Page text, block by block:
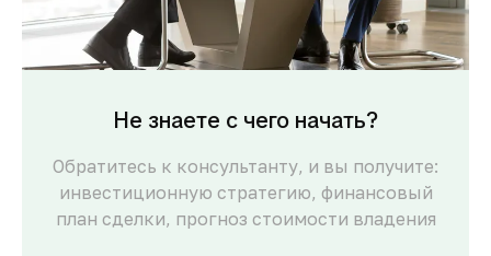
Не знаете с чего начать?
Обратитесь к консультанту, и вы получите:
инвестиционную стратегию, финансовый
план сделки, прогноз стоимости владения